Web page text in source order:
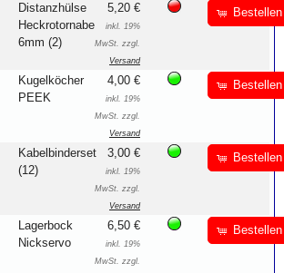
Distanzhülse
Heckrotornabe
6mm (2)
5,20 €
inkl. 19%
MwSt. zzgl.
Versand
Bestellen
Kugelköcher
PEEK
4,00 €
inkl. 19%
MwSt. zzgl.
Versand
Bestellen
Kabelbinderset
(12)
3,00 €
inkl. 19%
MwSt. zzgl.
Versand
Bestellen
Lagerbock
Nickservo
6,50 €
inkl. 19%
MwSt. zzgl.
Bestellen